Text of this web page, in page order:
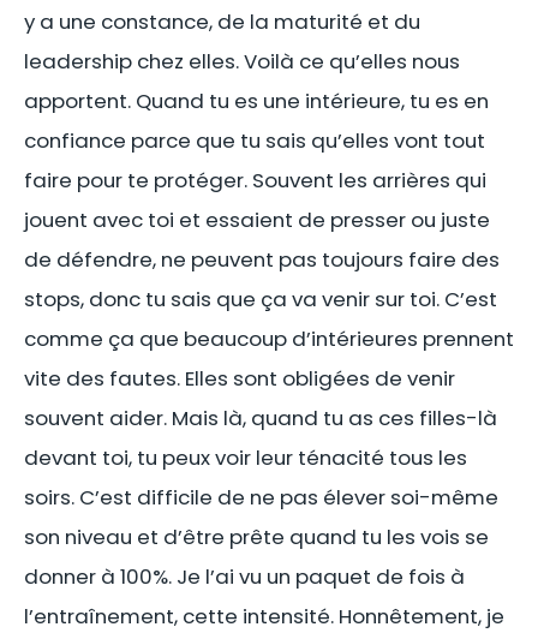
y a une constance, de la maturité et du
leadership chez elles. Voilà ce qu’elles nous
apportent. Quand tu es une intérieure, tu es en
confiance parce que tu sais qu’elles vont tout
faire pour te protéger. Souvent les arrières qui
jouent avec toi et essaient de presser ou juste
de défendre, ne peuvent pas toujours faire des
stops, donc tu sais que ça va venir sur toi. C’est
comme ça que beaucoup d’intérieures prennent
vite des fautes. Elles sont obligées de venir
souvent aider. Mais là, quand tu as ces filles-là
devant toi, tu peux voir leur ténacité tous les
soirs. C’est difficile de ne pas élever soi-même
son niveau et d’être prête quand tu les vois se
donner à 100%. Je l’ai vu un paquet de fois à
l’entraînement, cette intensité. Honnêtement, je